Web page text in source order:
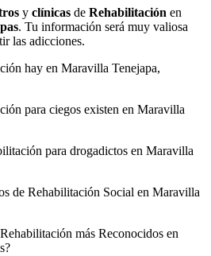
y clínicas de Rehabilitación en
. Tu información será muy valiosa
las adicciones.
hay en Maravilla Tenejapa,
para ciegos existen en Maravilla
para drogadictos en Maravilla
de Rehabilitación Social en Maravilla
más Reconocidos en